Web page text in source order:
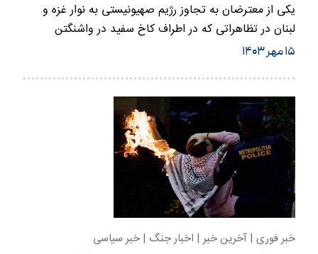
یکی از معترضان به تجاوز رژیم صهیونیستی به نوار غزه و
لبنان در تظاهراتی که در اطراف کاخ سفید در واشنگتن
پایتخت آمریکا…
۱۵ مهر ۱۴۰۳
خبر فوری | آخرین خبر | اخبار جنگ | خبر سیاسی